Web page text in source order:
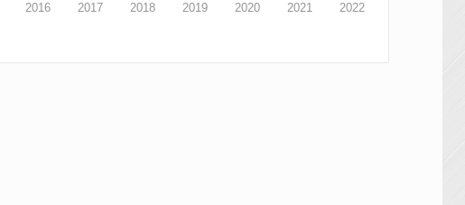
2016 2017 2018 2019 2020 2021 2022